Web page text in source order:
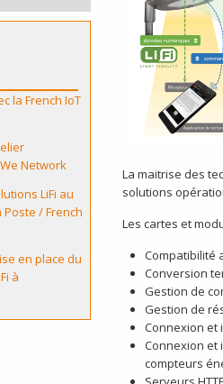
La maitrise des
solutions
Les cartes et
Compatibilité
Conversion
Gestion de
Gestion de
Connexion et
Connexion et
compteurs
la French IoT
Network
LiFi au
/ French
en place du
à